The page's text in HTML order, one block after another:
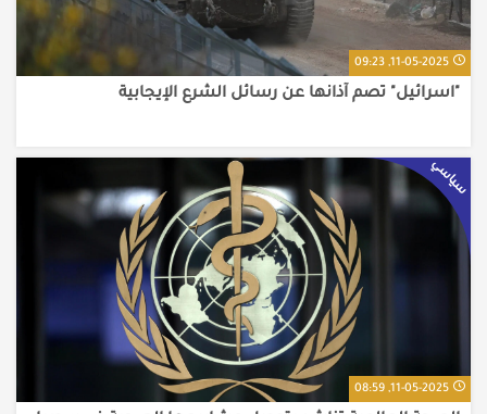
11-05-2025, 09:23
"اسرائيل" تصم آذانها عن رسائل الشرع الإيجابية
سياسي
11-05-2025, 08:59